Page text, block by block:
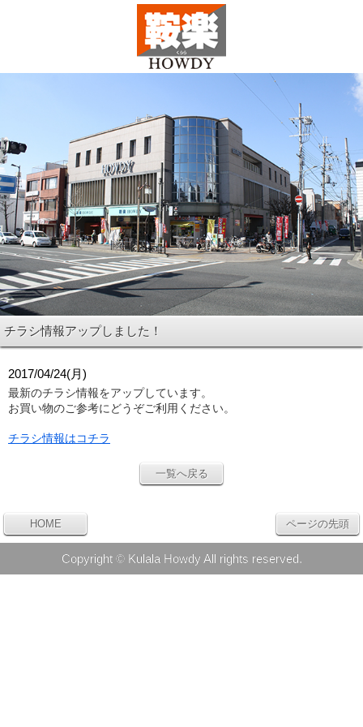
チラシ情報アップしました！
2017/04/24(月)
最新のチラシ情報をアップしています。
お買い物のご参考にどうぞご利用ください。
チラシ情報はコチラ
一覧へ戻る
HOME ページの先頭
Copyright © Kulala Howdy All rights reserved.